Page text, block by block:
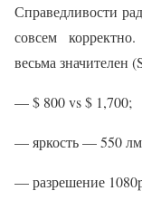
Справедливости
совсем
весьма значителен
— $ 800 vs $ 1,700;
— яркость — 550
— разрешение